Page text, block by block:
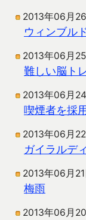
2013年06月
ウィンブル
2013年06月
難しい脳ト
2013年06月
喫煙者を採
2013年06月22
ガイラルデ
2013年06月21
梅雨
2013年06月